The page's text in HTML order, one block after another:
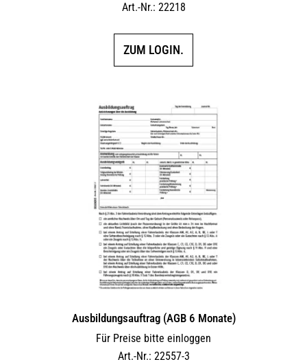
Bewertet mit
Art.-Nr.: 22218
ZUM LOGIN.
Ausbildungsauftrag (AGB 6 Monate)
Für Preise bitte einloggen
Art.-Nr.: 22557-3